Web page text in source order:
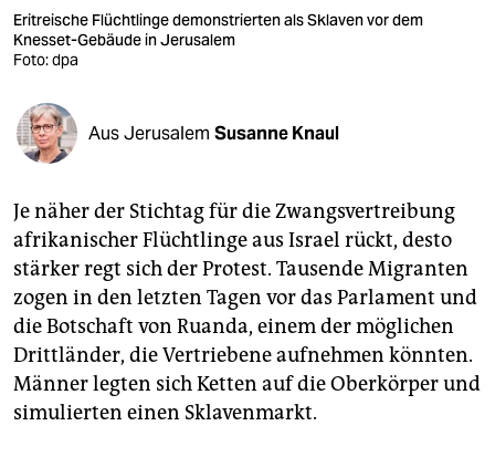
verlag
veranstaltungen
shop
fragen & hilfe
abo
genossenschaft
epaper login
Eritreische Flüchtlinge demonstrierten als Sklaven vor dem
Knesset-Gebäude in Jerusalem
Foto: dpa
Aus Jerusalem Susanne Knaul
Je näher der Stichtag für die Zwangsvertreibung
afrikanischer Flüchtlinge aus Israel rückt, desto
stärker regt sich der Protest. Tausende Migranten
zogen in den letzten Tagen vor das Parlament und
die Botschaft von Ruanda, einem der möglichen
Drittländer, die Vertriebene aufnehmen könnten.
Männer legten sich Ketten auf die Oberkörper und
simulierten einen Sklavenmarkt.